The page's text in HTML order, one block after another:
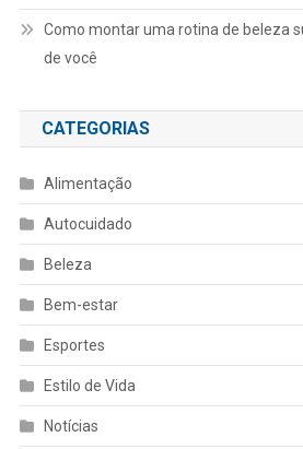
Como montar uma rotina de beleza
de você
CATEGORIAS
Alimentação
Autocuidado
Beleza
Bem-estar
Esportes
Estilo de Vida
Notícias